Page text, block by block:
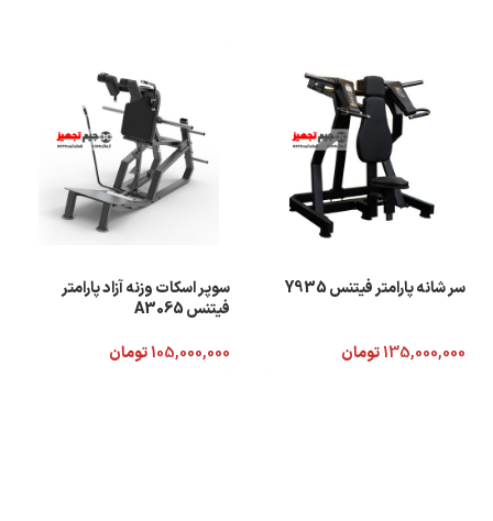
سر شانه پارامتر فیتنس Y935
135,000,000تومان
سوپر اسکات وزنه آزاد پارامتر
فیتنس A3065
105,000,000تومان